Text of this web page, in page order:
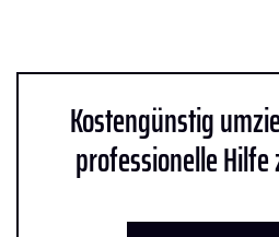
Kostengünstig
professionelle